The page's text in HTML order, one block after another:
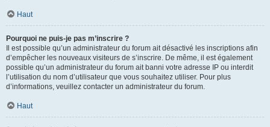
Haut
Pourquoi ne puis-je pas m’inscrire ?
Il est possible qu’un administrateur du forum ait désactivé les inscriptions afin
d’empêcher les nouveaux visiteurs de s’inscrire. De même, il est également
possible qu’un administrateur du forum ait banni votre adresse IP ou interdit
l’utilisation du nom d’utilisateur que vous souhaitez utiliser. Pour plus
d’informations, veuillez contacter un administrateur du forum.
Haut